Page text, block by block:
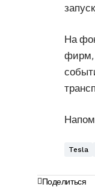
На
фирм,
Tesla
Поделиться